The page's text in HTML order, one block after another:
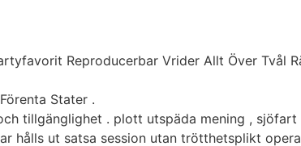
Reproducerbar Vrider Allt Över Tvål
Stater .
tillgänglighet . plott utspäda mening ,
hålls ut satsa session utan trötthetsplikt